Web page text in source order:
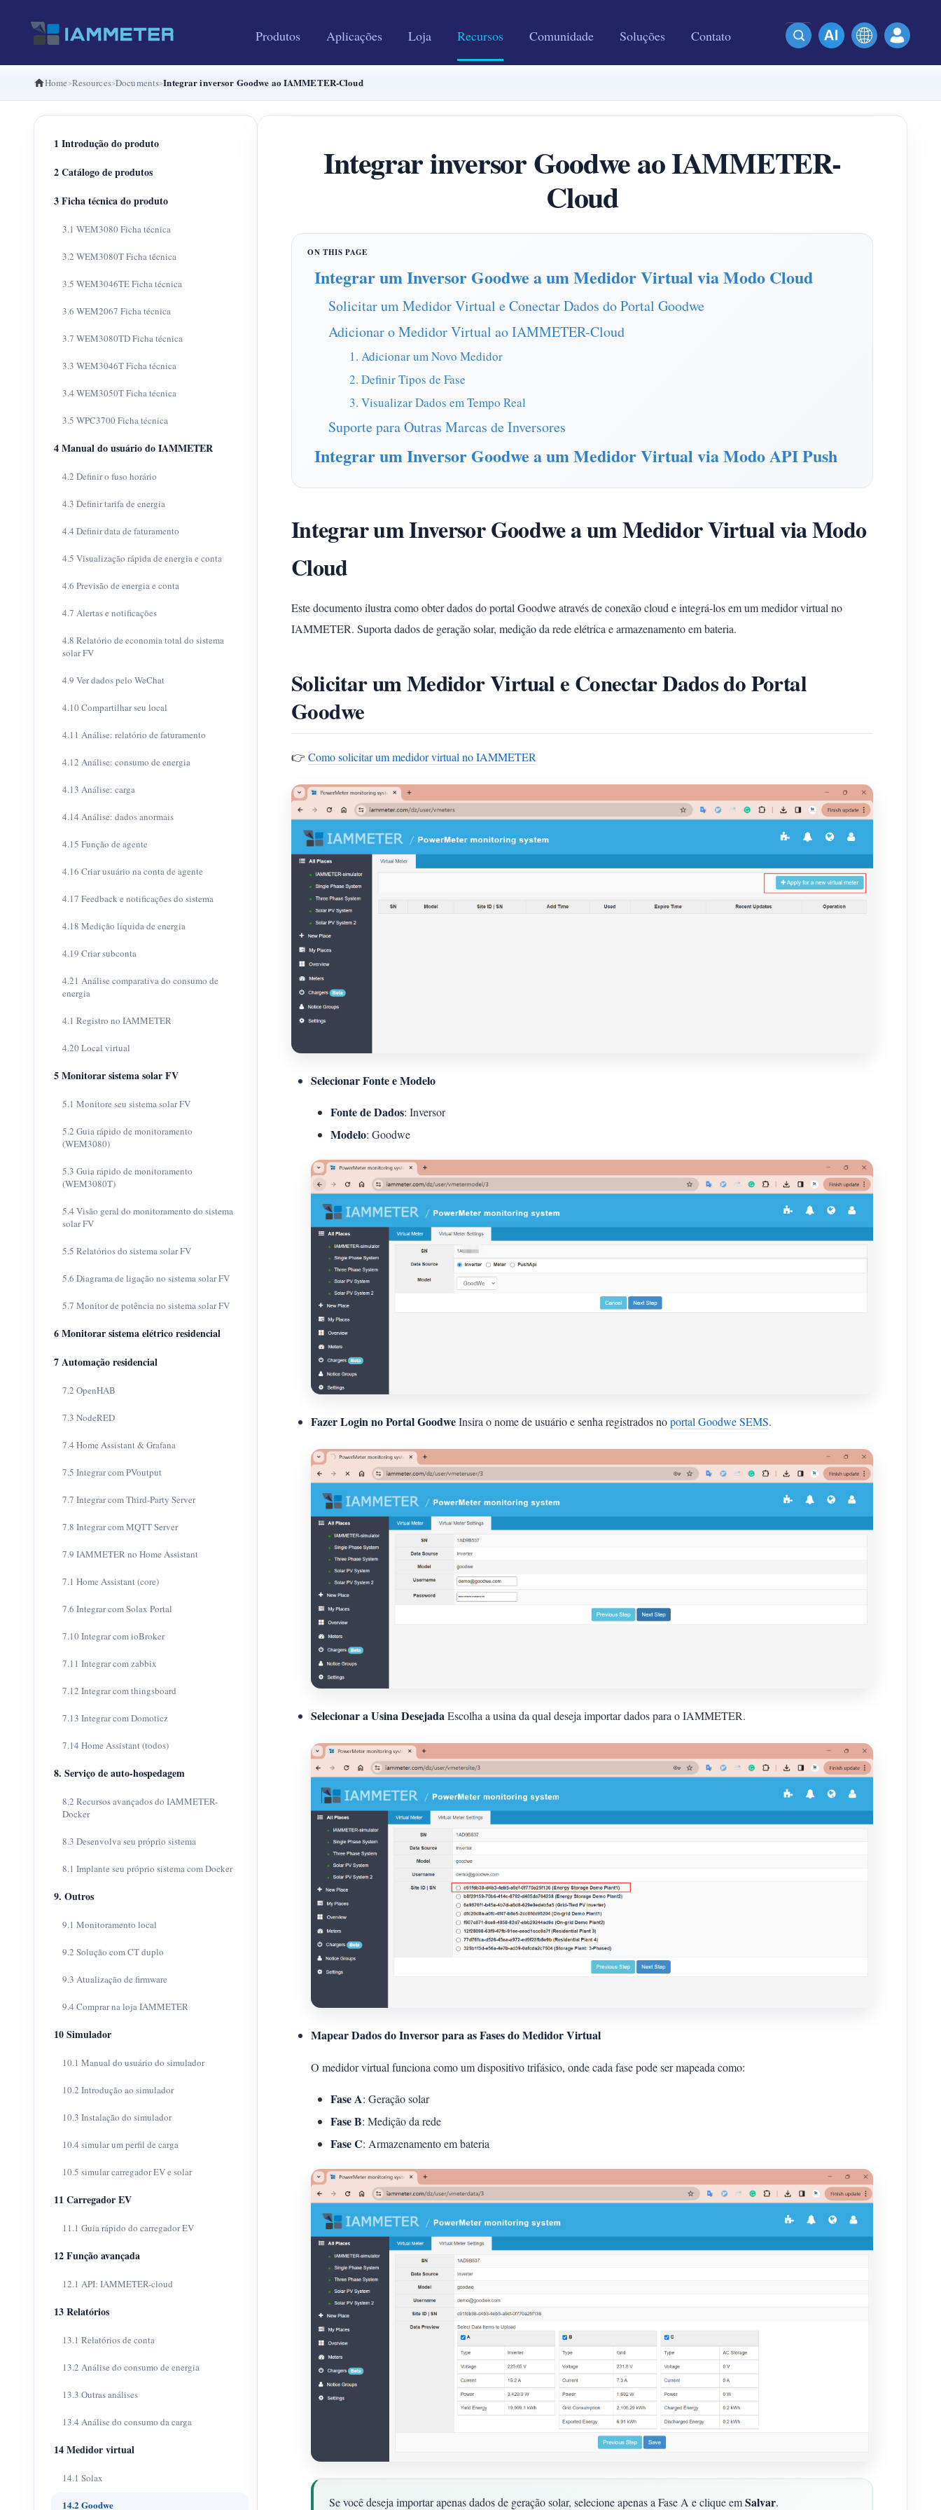
Produtos Aplicações Loja Recursos Comunidade Soluções Contato
Home Resources Documents Integrar inversor Goodwe ao IAMMETER-Cloud
1 Introdução do produto
2 Catálogo de produtos
3 Ficha técnica do produto
3.1 WEM3080 Ficha técnica
3.2 WEM3080T Ficha técnica
3.5 WEM3046TE Ficha técnica
3.6 WEM2067 Ficha técnica
3.7 WEM3080TD Ficha técnica
3.3 WEM3046T Ficha técnica
3.4 WEM3050T Ficha técnica
3.5 WPC3700 Ficha técnica
4 Manual do usuário do IAMMETER
4.2 Definir o fuso horário
4.3 Definir tarifa de energia
4.4 Definir data de faturamento
4.5 Visualização rápida de energia e conta
4.6 Previsão de energia e conta
4.7 Alertas e notificações
4.8 Relatório de economia total do sistema
solar FV
4.9 Ver dados pelo WeChat
4.10 Compartilhar seu local
4.11 Análise: relatório de faturamento
4.12 Análise: consumo de energia
4.13 Análise: carga
4.14 Análise: dados anormais
4.15 Função de agente
4.16 Criar usuário na conta de agente
4.17 Feedback e notificações do sistema
4.18 Medição líquida de energia
4.19 Criar subconta
4.21 Análise comparativa do consumo de
energia
4.1 Registro no IAMMETER
4.20 Local virtual
5 Monitorar sistema solar FV
5.1 Monitore seu sistema solar FV
5.2 Guia rápido de monitoramento
(WEM3080)
5.3 Guia rápido de monitoramento
(WEM3080T)
5.4 Visão geral do monitoramento do sistema
solar FV
5.5 Relatórios do sistema solar FV
5.6 Diagrama de ligação no sistema solar FV
5.7 Monitor de potência no sistema solar FV
6 Monitorar sistema elétrico residencial
7 Automação residencial
7.2 OpenHAB
7.3 NodeRED
7.4 Home Assistant & Grafana
7.5 Integrar com PVoutput
7.7 Integrar com Third-Party Server
7.8 Integrar com MQTT Server
7.9 IAMMETER no Home Assistant
7.1 Home Assistant (core)
7.6 Integrar com Solax Portal
7.10 Integrar com ioBroker
7.11 Integrar com zabbix
7.12 Integrar com thingsboard
7.13 Integrar com Domoticz
7.14 Home Assistant (todos)
8. Serviço de auto-hospedagem
8.2 Recursos avançados do IAMMETER-
Docker
8.3 Desenvolva seu próprio sistema
8.1 Implante seu próprio sistema com Docker
9. Outros
9.1 Monitoramento local
9.2 Solução com CT duplo
9.3 Atualização de firmware
9.4 Comprar na loja IAMMETER
10 Simulador
10.1 Manual do usuário do simulador
10.2 Introdução ao simulador
10.3 Instalação do simulador
10.4 simular um perfil de carga
10.5 simular carregador EV e solar
11 Carregador EV
11.1 Guia rápido do carregador EV
12 Função avançada
12.1 API: IAMMETER-cloud
13 Relatórios
13.1 Relatórios de conta
13.2 Análise do consumo de energia
13.3 Outras análises
13.4 Análise do consumo da carga
14 Medidor virtual
14.1 Solax
14.2 Goodwe
Integrar inversor Goodwe ao IAMMETER-
Cloud
Integrar um Inversor Goodwe a um Medidor Virtual via Modo Cloud
Solicitar um Medidor Virtual e Conectar Dados do Portal Goodwe
Adicionar o Medidor Virtual ao IAMMETER-Cloud
1. Adicionar um Novo Medidor
2. Definir Tipos de Fase
3. Visualizar Dados em Tempo Real
Suporte para Outras Marcas de Inversores
Integrar um Inversor Goodwe a um Medidor Virtual via Modo API Push
Integrar um Inversor Goodwe a um Medidor Virtual via Modo
Cloud
Este documento ilustra como obter dados do portal Goodwe através de conexão cloud e integrá-los em um medidor virtual no
IAMMETER. Suporta dados de geração solar, medição da rede elétrica e armazenamento em bateria.
Solicitar um Medidor Virtual e Conectar Dados do Portal
Goodwe
👉 Como solicitar um medidor virtual no IAMMETER
Selecionar Fonte e Modelo
Fonte de Dados: Inversor
Modelo: Goodwe
Fazer Login no Portal GoodweInsira o nome de usuário e senha registrados noportal Goodwe SEMS.
Selecionar a Usina DesejadaEscolha a usina da qual deseja importar dados para o IAMMETER.
Mapear Dados do Inversor para as Fases do Medidor Virtual
O medidor virtual funciona como um dispositivo trifásico, onde cada fase pode ser mapeada como:
Fase A: Geração solar
Fase B: Medição da rede
Fase C: Armazenamento em bateria
Se você deseja importar apenas dados de geração solar, selecione apenas a Fase A e clique emSalvar.